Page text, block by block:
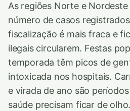
As regiões Norte e Nordeste
número de casos
fiscalização é mais fraca e
ilegais circularem. Festas
temporada têm picos de
intoxicada nos hospitais.
e virada de ano são
saúde precisam ficar de olho.